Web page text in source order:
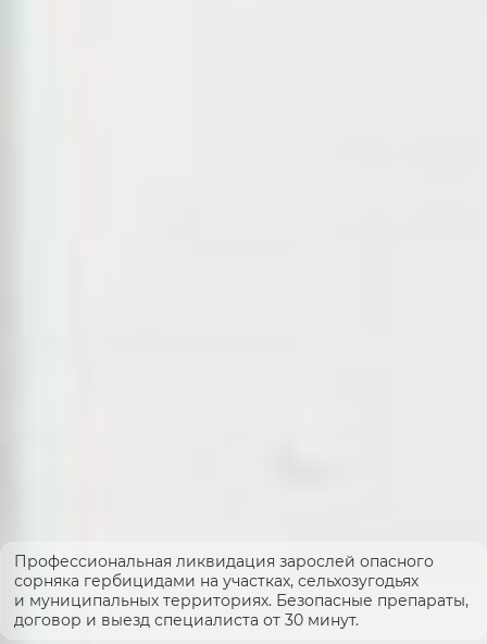
Профессиональная ликвидация зарослей опасного
сорняка гербицидами на участках, сельхозугодьях
и муниципальных территориях. Безопасные препараты,
договор и выезд специалиста от 30 минут.